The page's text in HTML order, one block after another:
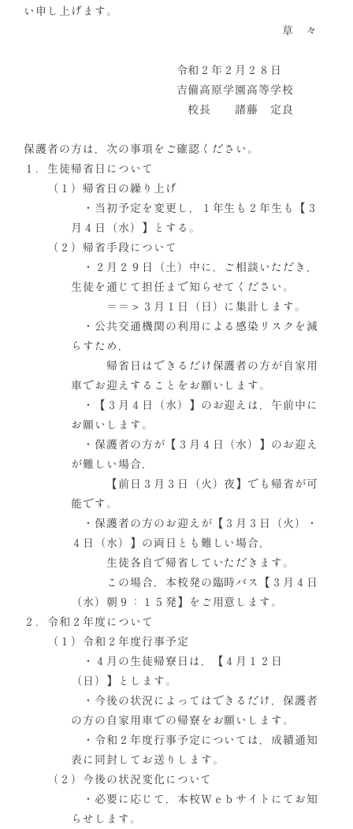
い申し上げます。
草 々
令和２年２月２８日
吉備高原学園高等学校
校長 諸藤 定良
保護者の方は，次の事項をご確認ください。
１．生徒帰省日について
（１）帰省日の繰り上げ
・当初予定を変更し，１年生も２年生も【３
月４日（水）】とする。
（２）帰省手段について
・２月２９日（土）中に，ご相談いただき，
生徒を通じて担任まで知らせてください。
＝＝＞３月１日（日）に集計します。
・公共交通機関の利用による感染リスクを減
らすため，
帰省日はできるだけ保護者の方が自家用
車でお迎えすることをお願いします。
・【３月４日（水）】のお迎えは，午前中に
お願いします。
・保護者の方が【３月４日（水）】のお迎え
が難しい場合，
【前日３月３日（火）夜】でも帰省が可
能です。
・保護者の方のお迎えが【３月３日（火）・
４日（水）】の両日とも難しい場合，
生徒各自で帰省していただきます。
この場合，本校発の臨時バス【３月４日
（水）朝９：１５発】をご用意します。
２．令和２年度について
（１）令和２年度行事予定
・４月の生徒帰寮日は，【４月１２日
（日）】とします。
・今後の状況によってはできるだけ，保護者
の方の自家用車での帰寮をお願いします。
・令和２年度行事予定については，成績通知
表に同封してお送りします。
（２）今後の状況変化について
・必要に応じて，本校Ｗｅｂサイトにてお知
らせします。